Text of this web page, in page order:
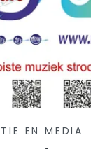
EN MEDIA